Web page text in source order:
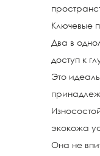
Ключевые
Два в
доступ к
Это
экокожа
Она не